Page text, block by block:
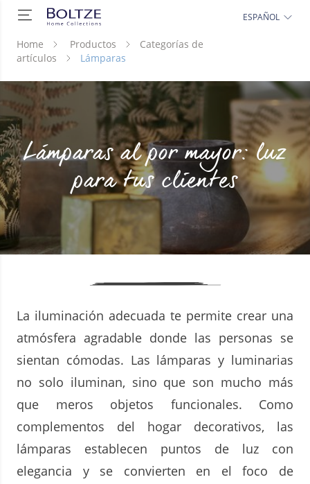
ESPAÑOL
Home Productos
Categorías de
artículos
Lámparas
Lámparas al por mayor: luz
para tus clientes
La iluminación adecuada te permite crear una
atmósfera agradable donde las personas se
sientan cómodas. Las lámparas y luminarias
no solo iluminan, sino que son mucho más
que meros objetos funcionales. Como
complementos del hogar decorativos, las
lámparas establecen puntos de luz con
elegancia y se convierten en el foco de